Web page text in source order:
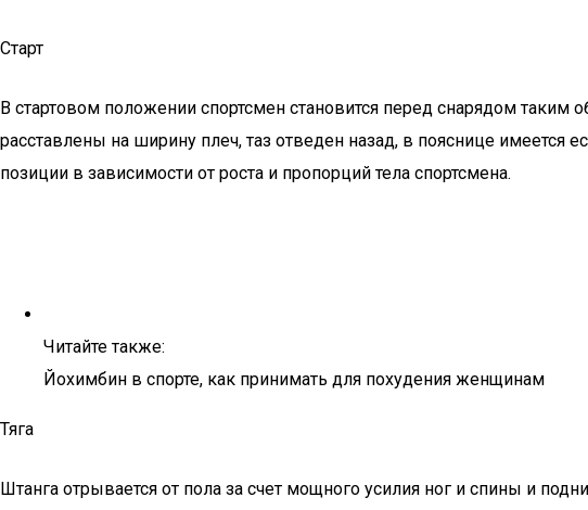
Старт
В стартовом положении спортсмен становится перед снарядом таким
расставлены на ширину плеч, таз отведен назад, в пояснице имеется
позиции в зависимости от роста и пропорций тела спортсмена.
Читайте также:
Йохимбин в спорте, как принимать для похудения женщинам
Тяга
Штанга отрывается от пола за счет мощного усилия ног и спины и